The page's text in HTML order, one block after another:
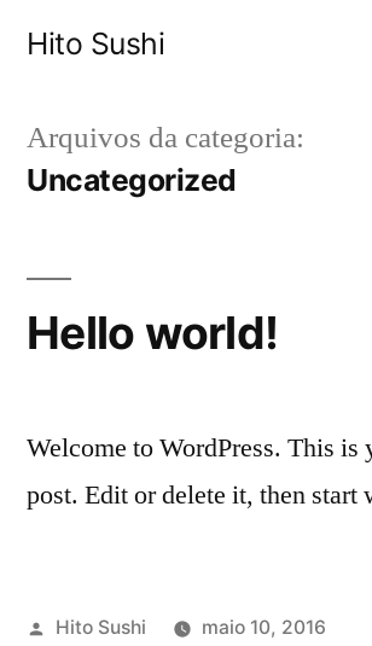
conteúdo
Hito Sushi
Arquivos da categoria:
Uncategorized
Hello world!
Welcome to WordPress. This is
post. Edit or delete it, then start
Publicado
Hito Sushi
maio 10, 2016